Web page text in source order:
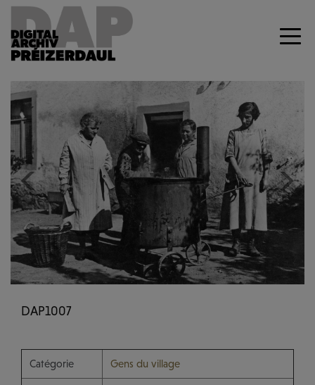
Previous Next
DAP1007
Catégorie Gens du village